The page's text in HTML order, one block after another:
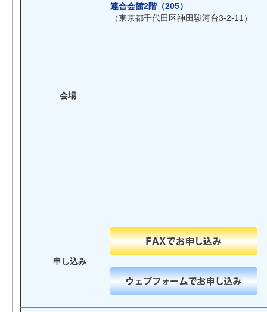
会場
連合会館2階（205）
（東京都千代田区神田駿河台3-2-11）
申し込み